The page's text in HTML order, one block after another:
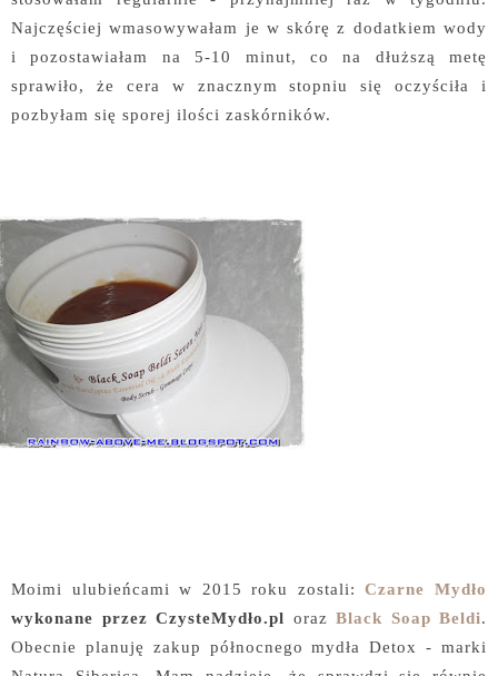
Najczęściej wmasowywałam je w skórę z dodatkiem wody
i pozostawiałam na 5-10 minut, co na dłuższą metę
sprawiło, że cera w znacznym stopniu się oczyściła i
pozbyłam się sporej ilości zaskórników.
Moimi ulubieńcami w 2015 roku zostali:Czarne Mydło
wykonane przez CzysteMydło.pl oraz Black Soap Beldi.
Obecnie planuję zakup północnego mydła Detox - marki